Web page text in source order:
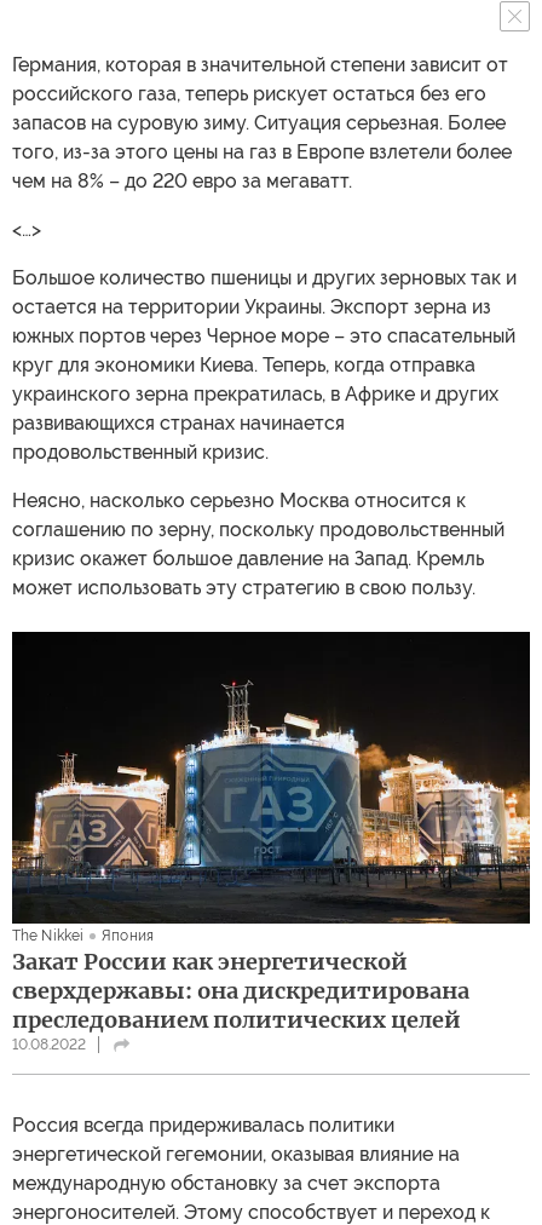
Германия, которая в значительной степени зависит от
российского газа, теперь рискует остаться без его
запасов на суровую зиму. Ситуация серьезная. Более
того, из-за этого цены на газ в Европе взлетели более
чем на 8% – до 220 евро за мегаватт.
<…>
Большое количество пшеницы и других зерновых так и
остается на территории Украины. Экспорт зерна из
южных портов через Черное море – это спасательный
круг для экономики Киева. Теперь, когда отправка
украинского зерна прекратилась, в Африке и других
развивающихся странах начинается
продовольственный кризис.
Неясно, насколько серьезно Москва относится к
соглашению по зерну, поскольку продовольственный
кризис окажет большое давление на Запад. Кремль
может использовать эту стратегию в свою пользу.
The Nikkei Япония
Закат России как энергетической
сверхдержавы: она дискредитирована
преследованием политических целей
10.08.2022
Россия всегда придерживалась политики
энергетической гегемонии, оказывая влияние на
международную обстановку за счет экспорта
энергоносителей. Этому способствует и переход к